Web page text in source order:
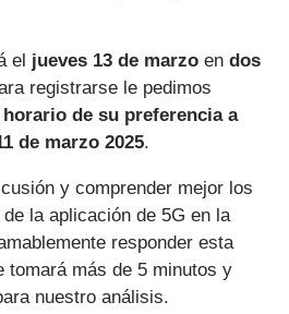
el jueves 13 de marzo en dos
registrarse le pedimos
de su preferencia a
de marzo 2025.
y comprender mejor los
la aplicación de 5G en la
responder esta
tomará más de 5 minutos y
nuestro análisis.